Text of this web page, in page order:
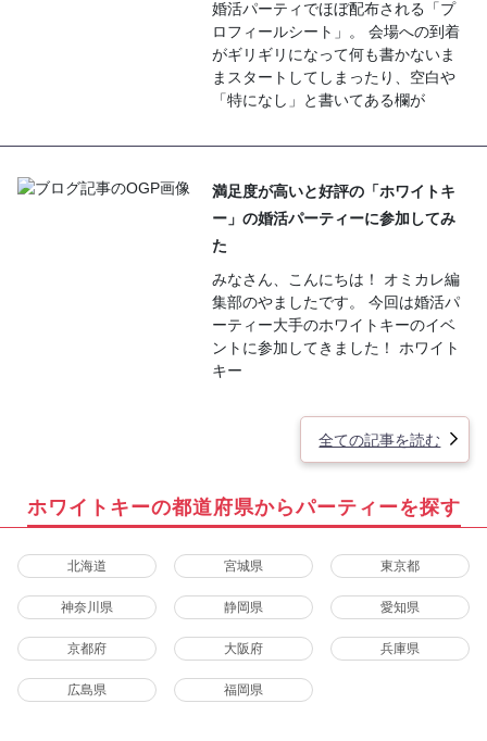
婚活パーティでほぼ配布される「プ
ロフィールシート」。 会場への到着
がギリギリになって何も書かないま
まスタートしてしまったり、空白や
「特になし」と書いてある欄が
満足度が高いと好評の「ホワイトキ
ー」の婚活パーティーに参加してみ
た
みなさん、こんにちは！ オミカレ編
集部のやましたです。 今回は婚活パ
ーティー大手のホワイトキーのイベ
ントに参加してきました！ ホワイト
キー
全ての記事を読む
ホワイトキーの都道府県からパーティーを探す
北海道 宮城県 東京都
神奈川県 静岡県 愛知県
京都府 大阪府 兵庫県
広島県 福岡県